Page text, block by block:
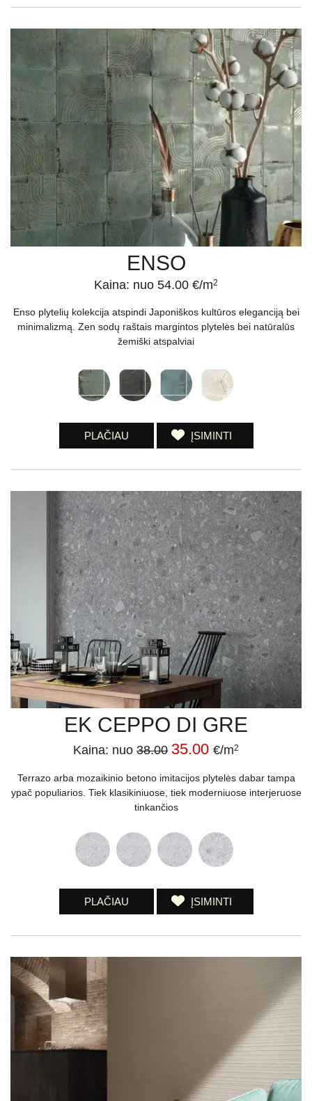
ENSO
Kaina: nuo 54.00 €/m2
Enso plytelių kolekcija atspindi Japoniškos kultūros eleganciją bei
minimalizmą. Zen sodų raštais margintos plytelės bei natūralūs
žemiški atspalviai
PLAČIAU ĮSIMINTI
EK CEPPO DI GRE
Kaina: nuo 38.00 35.00 €/m2
Terrazo arba mozaikinio betono imitacijos plytelės dabar tampa
ypač populiarios. Tiek klasikiniuose, tiek moderniuose interjeruose
tinkančios
PLAČIAU ĮSIMINTI